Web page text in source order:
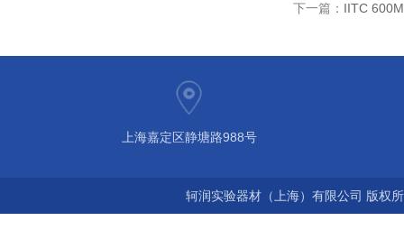
下一篇： IITC
上海嘉定区静塘路988号
轲润实验器材（上海）有限公司 版权